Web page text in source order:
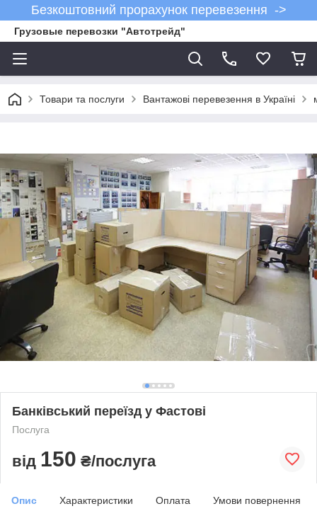
Безкоштовний прорахунок перевезення ->
Грузовые перевозки "Автотрейд"
Товари та послуги Вантажові перевезення в Україні
Банківський переїзд у Фастові
Послуга
від 150 ₴/послуга
Опис Характеристики Оплата Умови повернення